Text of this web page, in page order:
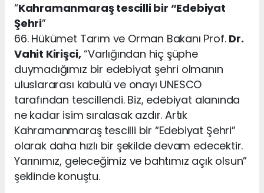
“Kahramanmaraş tescilli bir “Edebiyat
Şehri”
66. Hükümet Tarım ve Orman Bakanı Prof. Dr.
Vahit Kirişci,“Varlığından hiç şüphe
duymadığımız bir edebiyat şehri olmanın
uluslararası kabulü ve onayı UNESCO
tarafından tescillendi. Biz, edebiyat alanında
ne kadar isim sıralasak azdır. Artık
Kahramanmaraş tescilli bir “Edebiyat Şehri”
olarak daha hızlı bir şekilde devam edecektir.
Yarınımız, geleceğimiz ve bahtımız açık olsun”
şeklinde konuştu.